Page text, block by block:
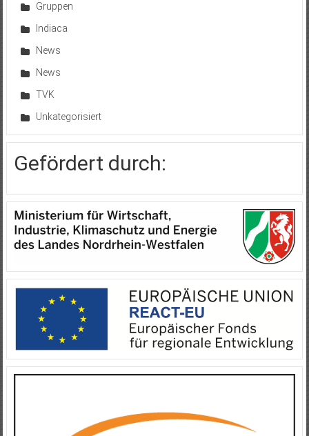
Gruppen
Indiaca
News
News
TVK
Unkategorisiert
Gefördert durch: